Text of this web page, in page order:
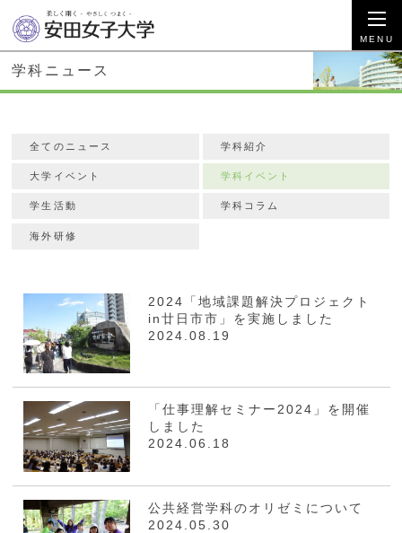
学科ニュース
全てのニュース 学科紹介
大学イベント 学科イベント
学生活動 学科コラム
海外研修
2024「地域課題解決プロジェクト
in廿日市市」を実施しました
2024.08.19
「仕事理解セミナー2024」を開催
しました
2024.06.18
公共経営学科のオリゼミについて
2024.05.30